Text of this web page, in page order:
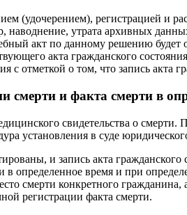
(удочерением), регистрацией
утрата архивных
акт по данному решению
акта гражданского
с отметкой о том, что запись акта
смерти и факта смерти в
свидетельства о
установления в суде
и запись акта
определенное время и при
смерти конкретного
регистрации факта смерти.